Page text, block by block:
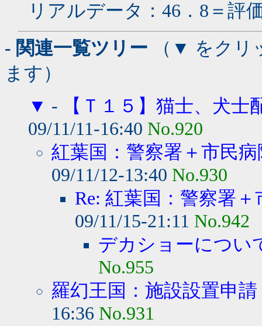
リアルデータ：46．8＝評
- 関連一覧ツリー （▼ をクリ
ます）
▼ -
【Ｔ１５】猫士、犬士
09/11/11-16:40 No.920
紅葉国：警察署＋市民
09/11/12-13:40 No.930
Re: 紅葉国：警察署
09/11/15-21:11 No.942
デカショーについ
No.955
羅幻王国：施設設置申請
16:36 No.931